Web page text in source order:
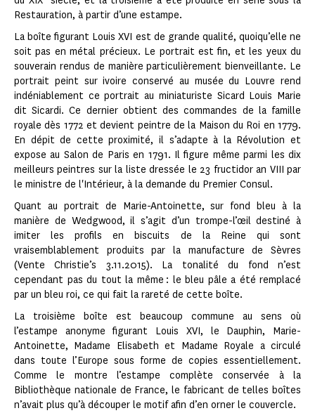
Restauration, à partir d’une estampe.
La boîte figurant Louis XVI est de grande qualité, quoiqu’elle ne
soit pas en métal précieux. Le portrait est fin, et les yeux du
souverain rendus de manière particulièrement bienveillante. Le
portrait peint sur ivoire conservé au musée du Louvre rend
indéniablement ce portrait au miniaturiste Sicard Louis Marie
dit Sicardi. Ce dernier obtient des commandes de la famille
royale dès 1772 et devient peintre de la Maison du Roi en 1779.
En dépit de cette proximité, il s’adapte à la Révolution et
expose au Salon de Paris en 1791. Il figure même parmi les dix
meil­leurs peintres sur la liste dressée le 23 fructidor an VIII par
le ministre de l'Intérieur, à la demande du Premier Consul.
Quant au portrait de Marie-Antoinette, sur fond bleu à la
manière de Wedgwood, il s’agit d’un trompe-l’œil destiné à
imiter les profils en biscuits de la Reine qui sont
vraisemblablement produits par la manufacture de Sèvres
(Vente Christie’s 3.11.2015). La tonalité du fond n’est
cependant pas du tout la même : le bleu pâle a été remplacé
par un bleu roi, ce qui fait la rareté de cette boîte.
La troisième boîte est beaucoup commune au sens où
l’estampe anonyme figurant Louis XVI, le Dauphin, Marie-
Antoinette, Madame Elisabeth et Madame Royale a circulé
dans toute l’Europe sous forme de copies essentiellement.
Comme le montre l’estampe complète conservée à la
Bibliothèque nationale de France, le fabricant de telles boîtes
n’avait plus qu’à découper le motif afin d’en orner le couvercle.